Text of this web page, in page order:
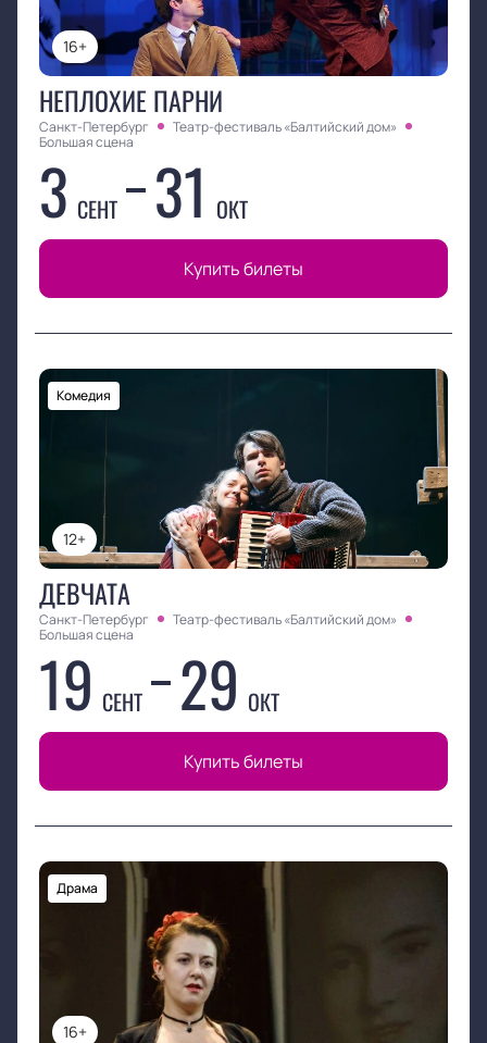
16+
НЕПЛОХИЕ ПАРНИ
Санкт-Петербург
Театр-фестиваль «Балтийский дом»
Большая сцена
3 СЕНТ 31 ОКТ
Купить билеты
12+
Комедия
ДЕВЧАТА
Санкт-Петербург
Театр-фестиваль «Балтийский дом»
Большая сцена
19 СЕНТ 29 ОКТ
Купить билеты
16+
Драма